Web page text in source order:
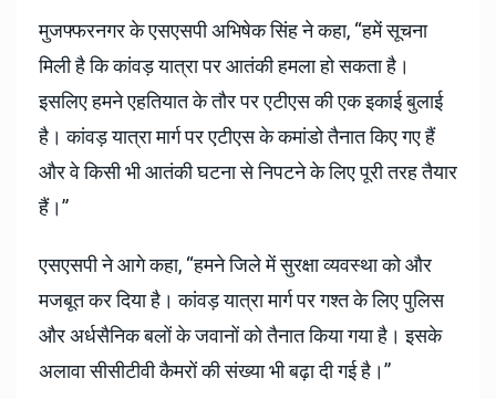
मुजफ्फरनगर के एसएसपी अभिषेक सिंह ने कहा, “हमें सूचना
मिली है कि कांवड़ यात्रा पर आतंकी हमला हो सकता है।
इसलिए हमने एहतियात के तौर पर एटीएस की एक इकाई बुलाई
है। कांवड़ यात्रा मार्ग पर एटीएस के कमांडो तैनात किए गए हैं
और वे किसी भी आतंकी घटना से निपटने के लिए पूरी तरह तैयार
हैं।”
एसएसपी ने आगे कहा, “हमने जिले में सुरक्षा व्यवस्था को और
मजबूत कर दिया है। कांवड़ यात्रा मार्ग पर गश्त के लिए पुलिस
और अर्धसैनिक बलों के जवानों को तैनात किया गया है। इसके
अलावा सीसीटीवी कैमरों की संख्या भी बढ़ा दी गई है।”